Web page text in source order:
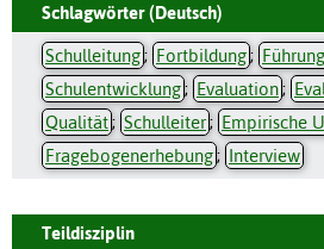
Schlagwörter (Deutsch)
Schulleitung; Fortbildung;
Schulentwicklung; Evaluation;
Qualität; Schulleiter; Empirische
Fragebogenerhebung; Interview
Teildisziplin